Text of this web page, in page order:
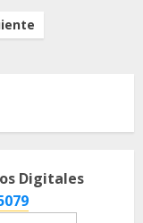
Digitales